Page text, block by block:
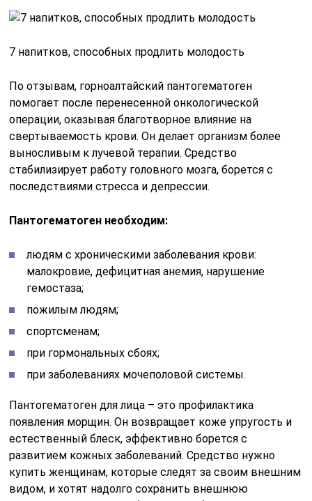
7 напитков, способных продлить молодость
По отзывам, горноалтайский пантогематоген
помогает после перенесенной онкологической
операции, оказывая благотворное влияние на
свертываемость крови. Он делает организм более
выносливым к лучевой терапии. Средство
стабилизирует работу головного мозга, борется с
последствиями стресса и депрессии.
Пантогематоген необходим:
людям с хроническими заболевания крови:
малокровие, дефицитная анемия, нарушение
гемостаза;
пожилым людям;
спортсменам;
при гормональных сбоях;
при заболеваниях мочеполовой системы.
Пантогематоген для лица – это профилактика
появления морщин. Он возвращает коже упругость и
естественный блеск, эффективно борется с
развитием кожных заболеваний. Средство нужно
купить женщинам, которые следят за своим внешним
видом, и хотят надолго сохранить внешнюю